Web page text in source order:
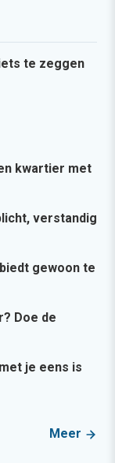
te zeggen
kwartier met
verstandig
gewoon te
Doe de
je eens is
Meer